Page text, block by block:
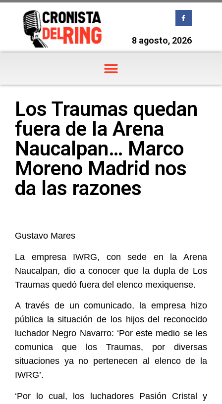
8 agosto, 2026
Los Traumas quedan
fuera de la Arena
Naucalpan… Marco
Moreno Madrid nos
da las razones
Gustavo Mares
La empresa IWRG, con sede en la Arena
Naucalpan, dio a conocer que la dupla de Los
Traumas quedó fuera del elenco mexiquense.
A través de un comunicado, la empresa hizo
pública la situación de los hijos del reconocido
luchador Negro Navarro: ‘Por este medio se les
comunica que los Traumas, por diversas
situaciones ya no pertenecen al elenco de la
IWRG’.
‘Por lo cual, los luchadores Pasión Cristal y